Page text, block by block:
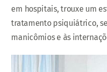
em hospitais, trouxe um
tratamento psiquiátrico,
manicômios e às